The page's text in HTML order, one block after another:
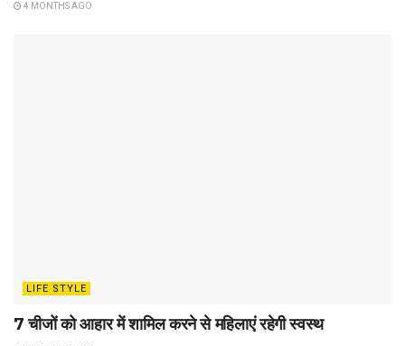
4 MONTHS AGO
LIFE STYLE
7 चीजों को आहार में शामिल करने से महिलाएं रहेगी स्वस्थ